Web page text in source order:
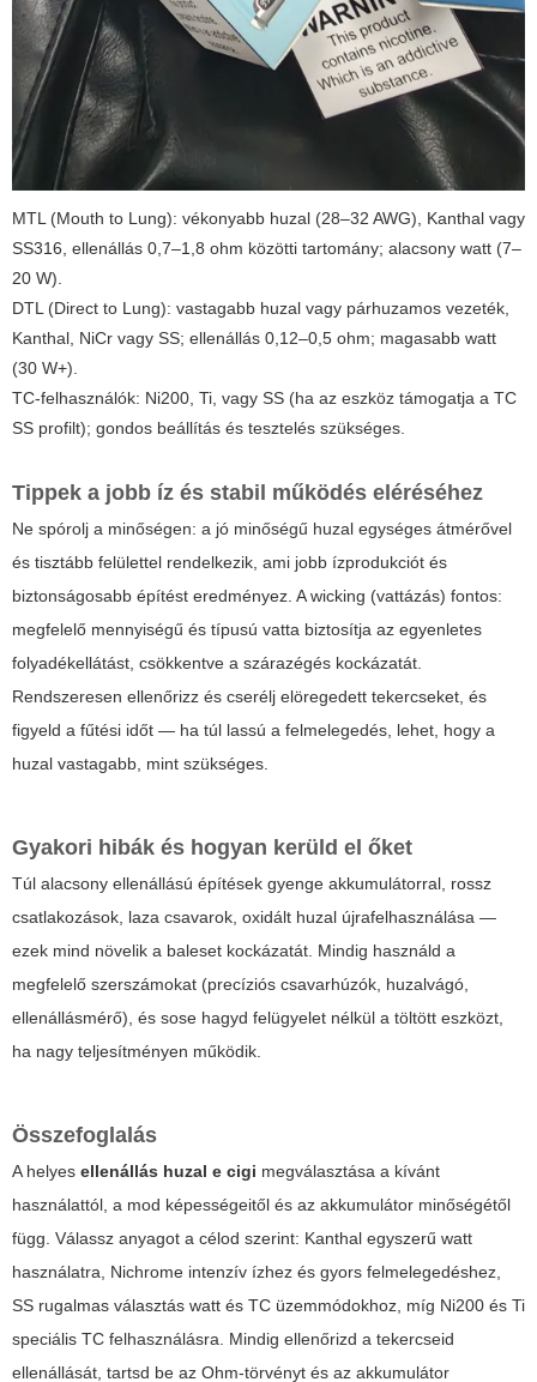
MTL (Mouth to Lung): vékonyabb huzal (28–32 AWG), Kanthal vagy
SS316, ellenállás 0,7–1,8 ohm közötti tartomány; alacsony watt (7–
20 W).
DTL (Direct to Lung): vastagabb huzal vagy párhuzamos vezeték,
Kanthal, NiCr vagy SS; ellenállás 0,12–0,5 ohm; magasabb watt
(30 W+).
TC-felhasználók: Ni200, Ti, vagy SS (ha az eszköz támogatja a TC
SS profilt); gondos beállítás és tesztelés szükséges.
Tippek a jobb íz és stabil működés eléréséhez
Ne spórolj a minőségen: a jó minőségű huzal egységes átmérővel
és tisztább felülettel rendelkezik, ami jobb ízprodukciót és
biztonságosabb építést eredményez. A wicking (vattázás) fontos:
megfelelő mennyiségű és típusú vatta biztosítja az egyenletes
folyadékellátást, csökkentve a szárazégés kockázatát.
Rendszeresen ellenőrizz és cserélj elöregedett tekercseket, és
figyeld a fűtési időt — ha túl lassú a felmelegedés, lehet, hogy a
huzal vastagabb, mint szükséges.
Gyakori hibák és hogyan kerüld el őket
Túl alacsony ellenállású építések gyenge akkumulátorral, rossz
csatlakozások, laza csavarok, oxidált huzal újrafelhasználása —
ezek mind növelik a baleset kockázatát. Mindig használd a
megfelelő szerszámokat (precíziós csavarhúzók, huzalvágó,
ellenállásmérő), és sose hagyd felügyelet nélkül a töltött eszközt,
ha nagy teljesítményen működik.
Összefoglalás
A helyes ellenállás huzal e cigi megválasztása a kívánt
használattól, a mod képességeitől és az akkumulátor minőségétől
függ. Válassz anyagot a célod szerint: Kanthal egyszerű watt
használatra, Nichrome intenzív ízhez és gyors felmelegedéshez,
SS rugalmas választás watt és TC üzemmódokhoz, míg Ni200 és Ti
speciális TC felhasználásra. Mindig ellenőrizd a tekercseid
ellenállását, tartsd be az Ohm-törvényt és az akkumulátor